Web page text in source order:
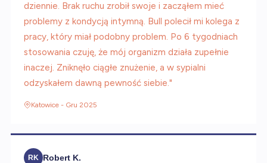
dziennie. Brak ruchu zrobił swoje i zacząłem mieć
problemy z kondycją intymną. Bull polecił mi kolega z
pracy, który miał podobny problem. Po 6 tygodniach
stosowania czuję, że mój organizm działa zupełnie
inaczej. Zniknęło ciągłe znużenie, a w sypialni
odzyskałem dawną pewność siebie."
Katowice - Gru 2025
RK
Robert K.